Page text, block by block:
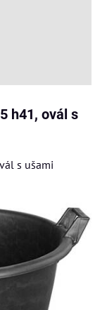
h41, ovál s
s ušami